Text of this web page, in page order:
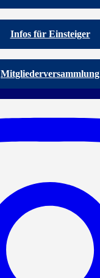
Infos für Einsteiger
Mitgliederversammlung